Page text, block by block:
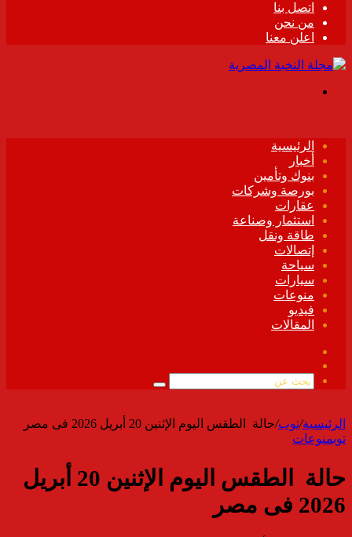
اتصل بنا
من نحن
اعلن معنا
الرئيسية
أخبار
بنوك وتأمين
بورصة وشركات
عقارات
استثمار وصناعة
طاقة ونقل
إتصالات
سياحة
سيارات
منوعات
فيديو
المقالات
الموقع
بحث
الرئيسية/توب/حالة الطقس اليوم الإثنين 20 أبريل 2026 فى مصر
توبمنوعات
حالة الطقس اليوم الإثنين 20 أبريل
2026 فى مصر